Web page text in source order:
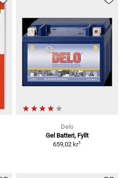
Delo
Gel Batteri, Fyllt
659,02 kr1